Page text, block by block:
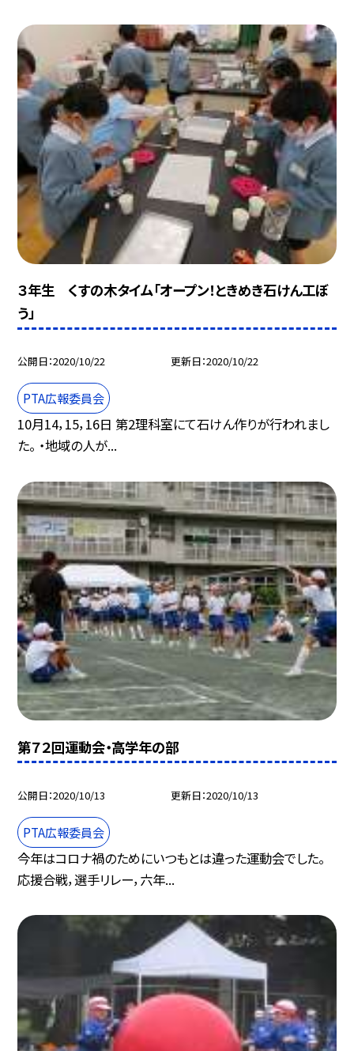
３年生 くすの木タイム「オープン！ときめき石けん工ぼ
う」
公開日 2020/10/22 更新日 2020/10/22
PTA広報委員会
10月14，15，16日 第2理科室にて石けん作りが行われまし
た。 ・地域の人が...
第７２回運動会・高学年の部
公開日 2020/10/13 更新日 2020/10/13
PTA広報委員会
今年はコロナ禍のためにいつもとは違った運動会でした。
応援合戦，選手リレー，六年...